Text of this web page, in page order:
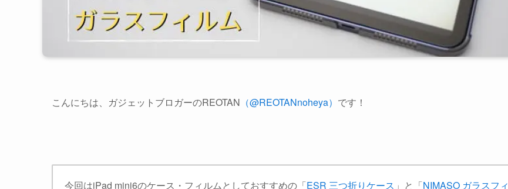
こんにちは、ガジェットブロガーのREOTAN （@REOTANnoheya） です！
今回はiPad mini6のケース・フィルムとしておすすめの「ESR 三つ折りケース 」と「NIMASO ガラスフィ